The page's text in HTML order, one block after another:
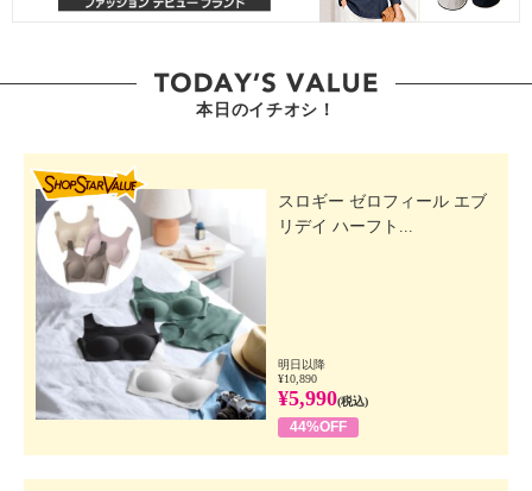
本日のイチオシ！
スロギー ゼロフィール エブ
リデイ ハーフト...
明日以降
¥10,890
¥5,990(税込)
44%OFF